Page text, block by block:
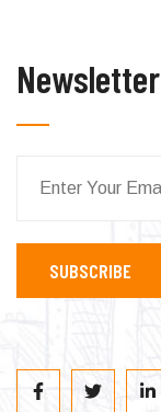
Newsletter
SUBSCRIBE